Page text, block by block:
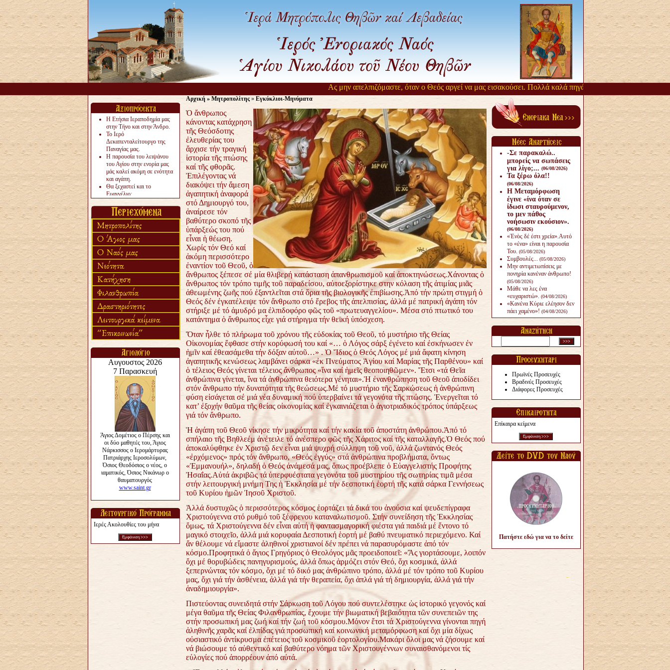
Ας μην απελπιζόμαστε, όταν ο Θεός αργεί να μας εισακούσει. Πολλά καλά πηγάζουν, από την αργοπορία αυτή.
Η Ετήσια Ιεραποδημία μας
στην Τήνο και στην Άνδρο.
Το Ιερό
Δεκαπενταλείτουργο της
Παναγίας μας.
Η παρουσία του λειψάνου
του Αγίου στην ενορία μας
μάς καλεί ακόμη σε ενότητα
και αγάπη.
Θα ξεχαστεί και το
Ευαγγέλιο;
«πολύ αργά».
Ζητείται....
Ιερές Ακολουθίες του μήνα
Αρχική» Μητροπολίτης» Εγκύκλιοι-Μηνύματα
Ὁ ἄνθρωπος
κάνοντας κατάχρηση
τῆς Θεόσδοτης
ἐλευθερίας του
ἄρχισε τήν τραγική
ἱστορία τῆς πτώσης
καί τῆς φθορᾶς.
Ἐπιλέγοντας νά
διακόψει τήν ἄμεση
ἀγαπητική ἀναφορά
στό Δημιουργό του,
ἀναίρεσε τόν
βαθύτερο σκοπό τῆς
ὑπάρξεώς του πού
εἶναι ἡ θέωση.
Χωρίς τόν Θεό καί
ἀκόμη περισσότερο
ἐναντίον τοῦ Θεοῦ, ὁ
ἄνθρωπος ξέπεσε σέ μία θλιβερή κατάσταση ἀπανθρωπισμοῦ καί ἀποκτηνώσεως.Χάνοντας ὁ
ἄνθρωπος τόν τρόπο τιμῆς τοῦ παραδείσου, αὐτοεξορίστηκε στην κόλαση τῆς ἀτιμίας μιᾶς
ἀθεωμένης ζωῆς πού ἐξαντλεῖται στά ὅρια τῆς βιολογικῆς ἐπιβίωσης.Ἀπό τήν πρώτη στιγμή ὁ
Θεός δέν ἐγκατέλειψε τόν ἄνθρωπο στό ἔρεβος τῆς ἀπελπισίας, ἀλλά μέ πατρική ἀγάπη τόν
στήριξε μέ τό ἀμυδρό μα ἐλπιδοφόρο φῶς τοῦ «πρωτευαγγελίου». Μέσα στό πτωτικό του
κατάντημα ὁ ἄνθρωπος εἶχε γιά στήριγμα τήν θεϊκή ὑπόσχεση.
Ὅταν ἦλθε τό πλήρωμα τοῦ χρόνου τῆς εὐδοκίας τοῦ Θεοῦ, τό μυστήριο τῆς Θείας
Οἰκονομίας ἔφθασε στήν κορύφωσή του καί «… ὁ Λόγος σάρξ ἐγένετο καί ἐσκήνωσεν ἐν
ἡμῖν καί ἐθεασάμεθα τήν δόξαν αὐτοῦ…» . Ὁ Ἴδιος ὁ Θεός Λόγος μέ μιά ἄφατη κίνηση
ἀγαπητικῆς κενώσεως λαμβάνει σάρκα «ἐκ Πνεύματος Ἁγίου καί Μαρίας τῆς Παρθένου» καί
ὁ τέλειος Θεός γίνεται τέλειος ἄνθρωπος «ἵνα καί ἡμεῖς θεοποιηθῶμεν». Ἔτσι «τά Θεῖα
ἀνθρώπινα γίνεται, ἵνα τά ἀνθρώπινα θειότερα γένηται».Ἡ ἐνανθρώπηση τοῦ Θεοῦ ἀποδίδει
στόν ἄνθρωπο τήν δυνατότητα τῆς θεώσεως.Μέ τό μυστήριο τῆς Σαρκώσεως ἡ ἀνθρώπινη
φύση εἰσάγεται σέ μιά νέα δυναμική πού ὑπερβαίνει τά γεγονότα τῆς πτώσης. Ἐνεργεῖται τό
κατ’ ἐξοχήν θαῦμα τῆς θείας οἰκονομίας καί ἐγκαινιάζεται ὁ ἁγιοτριαδικός τρόπος ὑπάρξεως
γιά τόν ἄνθρωπο.
Ἡ ἀγάπη τοῦ Θεοῦ νίκησε τήν μικρότητα καί τήν κακία τοῦ ἀποστάτη ἀνθρώπου.Ἀπό τό
σπήλαιο τῆς Βηθλεέμ ἀνέτειλε τό ἀνέσπερο φῶς τῆς Χάριτος καί τῆς καταλλαγῆς.Ὁ Θεός πού
ἀποκαλύφθηκε ἐν Χριστῷ δεν εἶναι μιά ψυχρή σύλληψη τοῦ νοῦ, ἀλλά ζωντανός Θεός
«ἐρχόμενος» πρός τόν ἄνθρωπο, «Θεός ἐγγύς» στά ἀνθρώπινα προβλήματα, ὄντως
«Ἐμμανουήλ», δηλαδή ὁ Θεός ἀνάμεσά μας, ὅπως προέβλεπε ὁ Εὐαγγελιστής Προφήτης
Ἠσαΐας.Αὐτά ἀκριβῶς τά ὑπερφυέστατα γεγονότα τοῦ μυστηρίου τῆς σωτηρίας τιμᾶ μέσα
στήν λειτουργική μνήμη Της ἡ Ἐκκλησία μέ τήν δεσποτική ἑορτή τῆς κατά σάρκα Γεννήσεως
τοῦ Κυρίου ἡμῶν Ἰησοῦ Χριστοῦ.
Ἀλλά δυστυχῶς ὁ περισσότερος κόσμος ἑορτάζει τά δικά του ἀνούσια καί ψευδεπίγραφα
Χριστούγεννα στό ρυθμό τοῦ ξέφρενου καταναλωτισμοῦ. Στήν συνείδηση τῆς Ἐκκλησίας
ὅμως, τά Χριστούγεννα δέν εἶναι αὐτή ἡ φαντασμαγορική φιέστα γιά παιδιά μέ ἔντονο τό
μαγικό στοιχεῖο, ἀλλά μιά κορυφαία Δεσποτική ἑορτή μέ βαθύ πνευματικό περιεχόμενο. Καί
ἄν θέλουμε νά εἴμαστε ἀληθινοί χριστιανοί δέν πρέπει νά παρασυρόμαστε ἀπό τόν
κόσμο.Προφητικά ὁ ἅγιος Γρηγόριος ὁ Θεολόγος μᾶς προειδοποιεῖ: «Ἄς γιορτάσουμε, λοιπόν
ὄχι μέ θορυβώδεις πανηγυρισμούς, ἀλλά ὅπως ἁρμόζει στόν Θεό, ὄχι κοσμικά, ἀλλά
ξεπερνώντας τόν κόσμο, ὄχι μέ τό δικό μας ἀνθρώπινο τρόπο, ἀλλά μέ τόν τρόπο τοῦ Κυρίου
μας, ὄχι γιά τήν ἀσθένεια, ἀλλά γιά τήν θεραπεία, ὄχι ἁπλά γιά τή δημιουργία, ἀλλά γιά τήν
ἀναδημιουργία».
Πιστεύοντας συνειδητά στήν Σάρκωση τοῦ Λόγου πού συντελέστηκε ὡς ἱστορικό γεγονός καί
μέγα θαῦμα τῆς Θείας Φιλανθρωπίας, ἔχουμε τήν βιωματική βεβαιότητα τῶν συνεπειῶν της
στήν προσωπική μας ζωή καί τήν ζωή τοῦ κόσμου.Μόνον ἔτσι τά Χριστούγεννα γίνονται πηγή
ἀληθινῆς χαρᾶς καί ἐλπίδας γιά προσωπική καί κοινωνική μεταμόρφωση καί ὄχι μία δίχως
οὐσιαστικό ἀντίκρυσμα ἐπέτειος τοῦ κοσμικοῦ ἑορτολογίου.Μακάρι ὅλοι μας νά ζήσουμε καί
νά βιώσουμε τό αὐθεντικό καί βαθύτερο νόημα τῶν Χριστουγέννων συναισθανόμενοι τίς
εὐλογίες πού ἀπορρέουν ἀπό αὐτά.
-Σε παρακαλώ..
μπορείς να σωπάσεις
για λίγο;... (06/08/2026)
Τα ξέρω όλα!!
(06/08/2026)
Η Μεταμόρφωση
έγινε «ίνα όταν σε
ίδωσι σταυρούμενον,
το μεν πάθος
νοήσωσιν εκούσιον».
(06/08/2026)
«Ἑνὸς δέ ἐστι χρεία».Αυτό
το «ένα» είναι η παρουσία
Του. (05/08/2026)
Συμβουλές... (05/08/2026)
Μην αντιμετωπίσεις με
πονηρία κανέναν άνθρω­πο!
(05/08/2026)
Μάθε να λες ένα
«ευχαριστώ». (04/08/2026)
«Κανένα Κύριε ελέησον δεν
πάει χαμένο»! (04/08/2026)
Πρωϊνές Προσευχές
Βραδινές Προσευχές
Διάφορες Προσευχές
Επίκαιρα κείμενα
Πατήστε εδώ για να το δείτε